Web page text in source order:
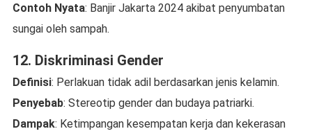
Contoh Nyata: Banjir Jakarta 2024 akibat penyumbatan
sungai oleh sampah.
12. Diskriminasi Gender
Definisi: Perlakuan tidak adil berdasarkan jenis kelamin.
Penyebab: Stereotip gender dan budaya patriarki.
Dampak: Ketimpangan kesempatan kerja dan kekerasan